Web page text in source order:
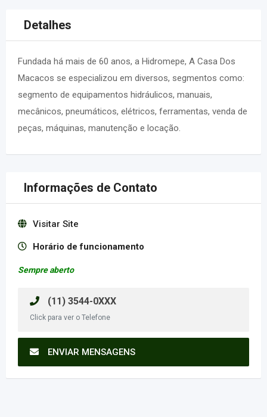
Detalhes
Fundada há mais de 60 anos, a Hidromepe, A Casa Dos
Macacos se especializou em diversos, segmentos como:
segmento de equipamentos hidráulicos, manuais,
mecânicos, pneumáticos, elétricos, ferramentas, venda de
peças, máquinas, manutenção e locação.
Informações de Contato
Visitar Site
Horário de funcionamento
Sempre aberto
(11) 3544-0XXX
Click para ver o Telefone
ENVIAR MENSAGENS